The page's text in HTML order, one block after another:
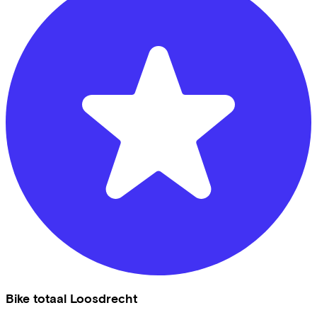
Bike totaal Loosdrecht